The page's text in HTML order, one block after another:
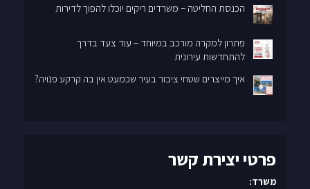
הכנסת החליטה – משרדים ריקים יוכלו להפוך לדירות
פתרון למקרה מורכב במיוחד – עוד צעד בדרך
להתחדשות עירונית
איך מייצרים שטחי ציבור בעיר שכמעט אין בה קרקע פנויה?
פרטי יצירת קשר
משרד: